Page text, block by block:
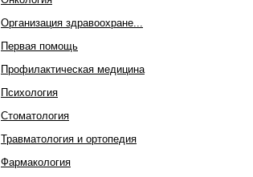
Организация здравоохране...
Первая помощь
Профилактическая медицина
Психология
Стоматология
Травматология и ортопедия
Фармакология